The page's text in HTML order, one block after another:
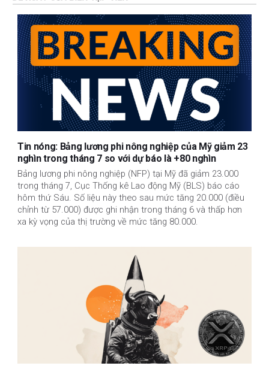
Tin nóng: Bảng lương phi nông nghiệp của Mỹ giảm 23
nghìn trong tháng 7 so với dự báo là +80 nghìn
Bảng lương phi nông nghiệp (NFP) tại Mỹ đã giảm 23.000
trong tháng 7, Cục Thống kê Lao động Mỹ (BLS) báo cáo
hôm thứ Sáu. Số liệu này theo sau mức tăng 20.000 (điều
chỉnh từ 57.000) được ghi nhận trong tháng 6 và thấp hơn
xa kỳ vọng của thị trường về mức tăng 80.000.